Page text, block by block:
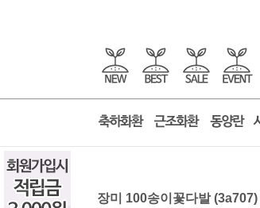
장미 100송이꽃다발